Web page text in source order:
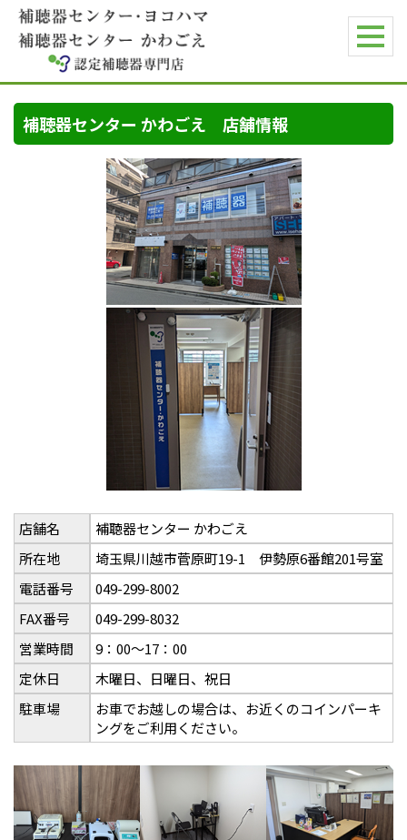
補聴器センター かわごえ 店舗情報
店舗名
補聴器センター かわごえ
所在地
埼玉県川越市菅原町19-1 伊勢原6番館201号室
電話番号
049-299-8002
FAX番号
049-299-8032
営業時間
9：00～17：00
定休日
木曜日、日曜日、祝日
駐車場
お車でお越しの場合は、お近くのコインパーキ
ングをご利用ください。